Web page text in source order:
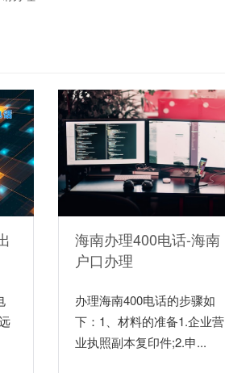
海南办理400电话-海南
户口办理
办理海南400电话的步骤如
下：1、材料的准备1.企业营
业执照副本复印件;2.申...